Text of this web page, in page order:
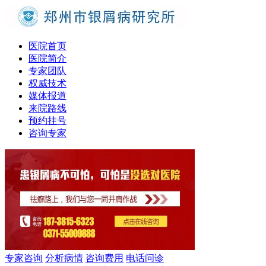
医院首页
医院简介
专家团队
权威技术
媒体报道
来院路线
预约挂号
咨询专家
专家咨询 分析病情 咨询费用 电话问诊